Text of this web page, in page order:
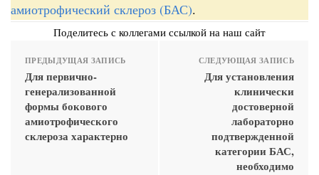
амиотрофический склероз (БАС).
Поделитесь с коллегами ссылкой на наш сайт
ПРЕДЫДУЩАЯ ЗАПИСЬ
Для первично-
генерализованной
формы бокового
амиотрофического
склероза характерно
СЛЕДУЮЩАЯ ЗАПИСЬ
Для установления
клинически
достоверной
лабораторно
подтвержденной
категории БАС,
необходимо